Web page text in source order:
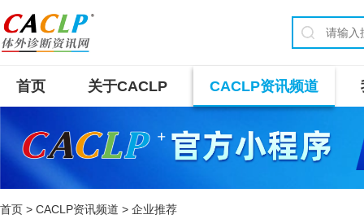
首页 关于CACLP CACLP资讯频道
首页 > CACLP资讯频道 > 企业推荐